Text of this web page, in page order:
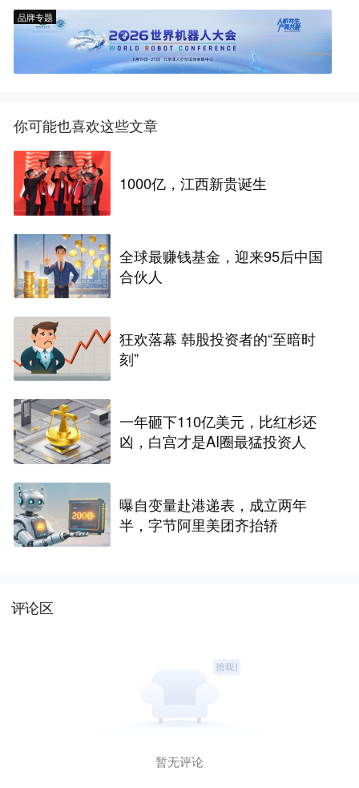
品牌专题
你可能也喜欢这些文章
1000亿，江西新贵诞生
全球最赚钱基金，迎来95后中国
合伙人
狂欢落幕 韩股投资者的“至暗时
刻”
一年砸下110亿美元，比红杉还
凶，白宫才是AI圈最猛投资人
曝自变量赴港递表，成立两年
半，字节阿里美团齐抬轿
评论区
暂无评论